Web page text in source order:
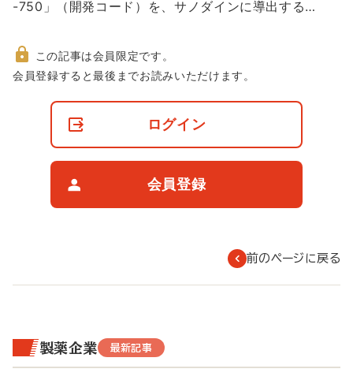
-750」（開発コード）を、サノダインに導出する…
非
この記事は会員限定です。
会員登録すると最後までお読みいただけます。
ログイン
会員登録
前のページに戻る
製薬企業 最新記事